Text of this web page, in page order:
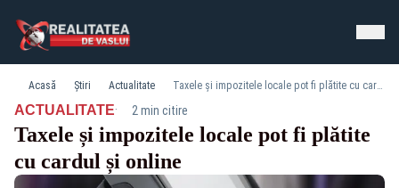
Acasă Știri Actualitate Taxele și impozitele locale pot fi plătite cu cardul și online
ACTUALITATE· 2 min citire
Taxele și impozitele locale pot fi plătite
cu cardul și online